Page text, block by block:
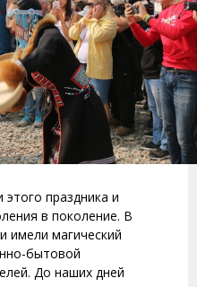
праздника и
в поколение. В
имели магический
бытовой
До наших дней